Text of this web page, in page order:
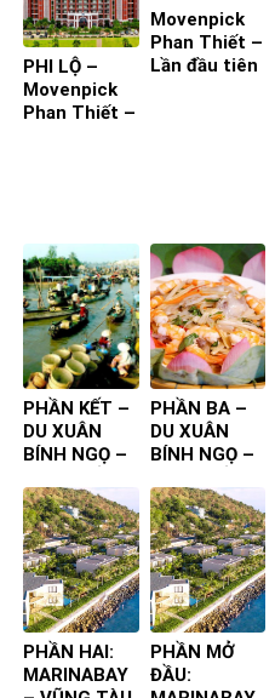
PHI LỘ –
Movenpick
Phan Thiết –
4
Movenpick
Phan Thiết –
Lần đầu tiên
PHẦN KẾT –
DU XUÂN
BÍNH NGỌ –
THÁP
PHẦN BA –
DU XUÂN
BÍNH NGỌ –
THÁP
PHẦN HAI:
MARINABAY
PHẦN MỞ
ĐẦU: